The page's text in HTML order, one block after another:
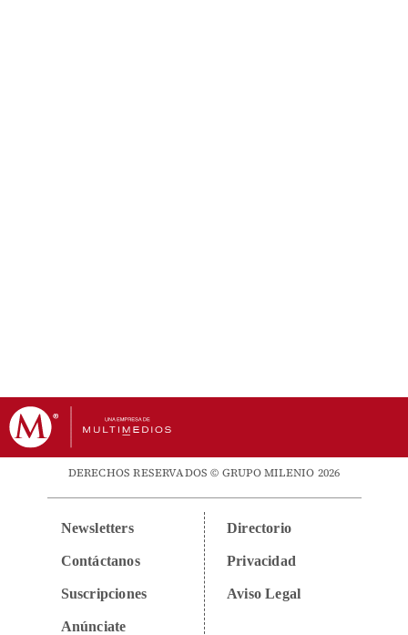
DERECHOS RESERVADOS © GRUPO MILENIO 2026
Newsletters
Contáctanos
Suscripciones
Anúnciate
Directorio
Privacidad
Aviso Legal